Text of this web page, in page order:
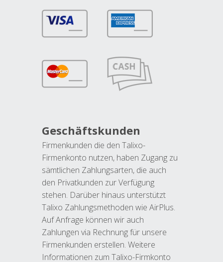
Geschäftskunden
Firmenkunden die den Talixo-
Firmenkonto nutzen, haben Zugang zu
sämtlichen Zahlungsarten, die auch
den Privatkunden zur Verfügung
stehen. Darüber hinaus unterstützt
Talixo Zahlungsmethoden wie AirPlus.
Auf Anfrage können wir auch
Zahlungen via Rechnung für unsere
Firmenkunden erstellen. Weitere
Informationen zum Talixo-Firmkonto